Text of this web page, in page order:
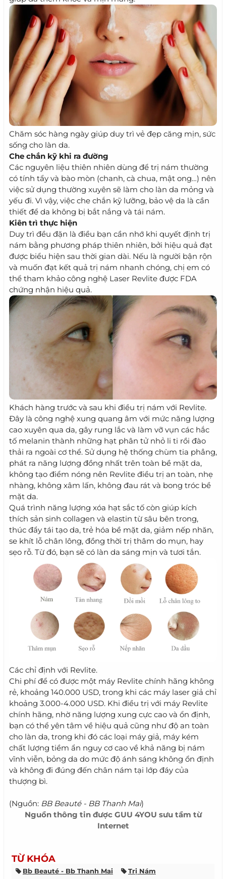
Chăm sóc hàng ngày giúp duy trì vẻ đẹp căng mịn, sức
sống cho làn da.
Che chắn kỹ khi ra đường
Các nguyên liệu thiên nhiên dùng để trị nám thường
có tính tẩy và bào mòn (chanh, cà chua, mật ong…) nên
việc sử dụng thường xuyên sẽ làm cho làn da mỏng và
yếu đi. Vì vậy, việc che chắn kỹ lưỡng, bảo vệ da là cần
thiết để da không bị bắt nắng và tái nám.
Kiên trì thực hiện
Duy trì đều đặn là điều bạn cần nhớ khi quyết định trị
nám bằng phương pháp thiên nhiên, bởi hiệu quả đạt
được biểu hiện sau thời gian dài. Nếu là người bận rộn
và muốn đạt kết quả trị nám nhanh chóng, chị em có
thể tham khảo công nghệ Laser Revlite được FDA
chứng nhận hiệu quả.
Khách hàng trước và sau khi điều trị nám với Revlite.
Đây là công nghệ xung quang âm với mức năng lượng
cao xuyên qua da, gây rung lắc và làm vỡ vụn các hắc
tố melanin thành những hạt phân tử nhỏ li ti rồi đào
thải ra ngoài cơ thể. Sử dụng hệ thống chùm tia phẳng,
phát ra năng lượng đồng nhất trên toàn bề mặt da,
không tạo điểm nóng nên Revlite điều trị an toàn, nhẹ
nhàng, không xâm lấn, không đau rát và bong tróc bề
mặt da.
Quá trình năng lượng xóa hạt sắc tố còn giúp kích
thích sản sinh collagen và elastin từ sâu bên trong,
thúc đẩy tái tạo da, trẻ hóa bề mặt da, giảm nếp nhăn,
se khít lỗ chân lông, đồng thời trị thâm do mụn, hay
sẹo rỗ. Từ đó, bạn sẽ có làn da sáng mịn và tươi tắn.
Các chỉ định với Revlite.
Chi phí để có được một máy Revlite chính hãng không
rẻ, khoảng 140.000 USD, trong khi các máy laser giả chỉ
khoảng 3.000-4.000 USD. Khi điều trị với máy Revlite
chính hãng, nhờ năng lượng xung cực cao và ổn định,
bạn có thể yên tâm về hiệu quả cũng như độ an toàn
cho làn da, trong khi đó các loại máy giả, máy kém
chất lượng tiềm ẩn nguy cơ cao về khả năng bị nám
vĩnh viễn, bỏng da do mức độ ánh sáng không ổn định
và không đi đúng đến chân nám tại lớp đáy của
thượng bì.
(Nguồn: BB Beauté - BB Thanh Mai)
Nguồn thông tin được GUU 4YOU sưu tầm từ
Internet
TỪ KHÓA
Bb Beauté - Bb Thanh Mai Trị Nám